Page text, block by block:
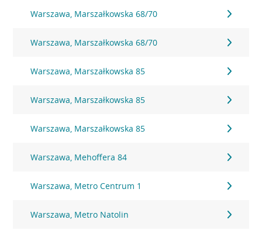
Warszawa, Marszałkowska 68/70
Warszawa, Marszałkowska 68/70
Warszawa, Marszałkowska 85
Warszawa, Marszałkowska 85
Warszawa, Marszałkowska 85
Warszawa, Mehoffera 84
Warszawa, Metro Centrum 1
Warszawa, Metro Natolin